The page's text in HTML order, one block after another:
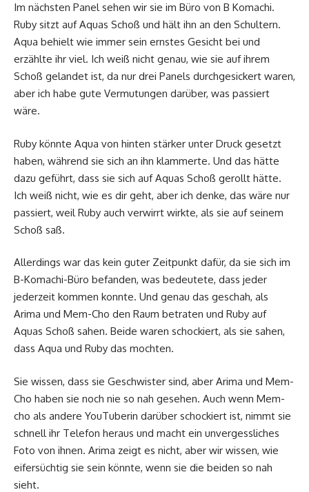
Im nächsten Panel sehen wir sie im Büro von B Komachi.
Ruby sitzt auf Aquas Schoß und hält ihn an den Schultern.
Aqua behielt wie immer sein ernstes Gesicht bei und
erzählte ihr viel. Ich weiß nicht genau, wie sie auf ihrem
Schoß gelandet ist, da nur drei Panels durchgesickert waren,
aber ich habe gute Vermutungen darüber, was passiert
wäre.
Ruby könnte Aqua von hinten stärker unter Druck gesetzt
haben, während sie sich an ihn klammerte. Und das hätte
dazu geführt, dass sie sich auf Aquas Schoß gerollt hätte.
Ich weiß nicht, wie es dir geht, aber ich denke, das wäre nur
passiert, weil Ruby auch verwirrt wirkte, als sie auf seinem
Schoß saß.
Allerdings war das kein guter Zeitpunkt dafür, da sie sich im
B-Komachi-Büro befanden, was bedeutete, dass jeder
jederzeit kommen konnte. Und genau das geschah, als
Arima und Mem-Cho den Raum betraten und Ruby auf
Aquas Schoß sahen. Beide waren schockiert, als sie sahen,
dass Aqua und Ruby das mochten.
Sie wissen, dass sie Geschwister sind, aber Arima und Mem-
Cho haben sie noch nie so nah gesehen. Auch wenn Mem-
cho als andere YouTuberin darüber schockiert ist, nimmt sie
schnell ihr Telefon heraus und macht ein unvergessliches
Foto von ihnen. Arima zeigt es nicht, aber wir wissen, wie
eifersüchtig sie sein könnte, wenn sie die beiden so nah
sieht.